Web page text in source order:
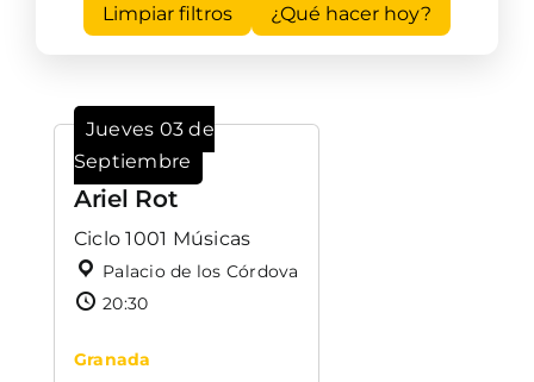
Limpiar filtros ¿Qué hacer hoy?
Jueves 03 de
Septiembre
Ariel Rot
Ciclo 1001 Músicas
Palacio de los Córdova
20:30
Granada